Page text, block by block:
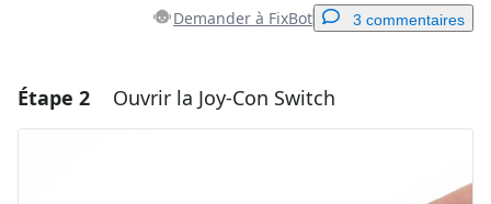
Demander à FixBot 3 commentaires
Ajouter un commentaire
Étape 2 Ouvrir la Joy-Con Switch